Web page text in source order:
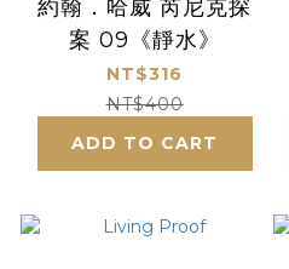
約翰．哈威 芮尼克探
案 09《靜水》
NT$316
NT$400
ADD TO CART